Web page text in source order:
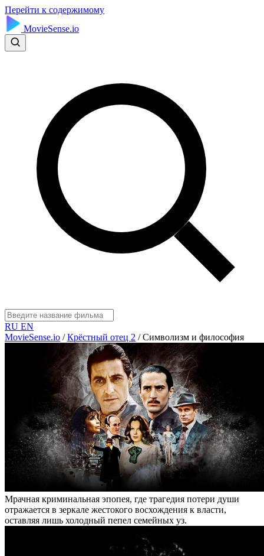
Перейти к содержимому
MovieSense.io
RU EN
MovieSense.io / Крёстный отец 2 / Символизм и философия
Мрачная криминальная эпопея, где трагедия потери души
отражается в зеркале жестокого восхождения к власти,
оставляя лишь холодный пепел семейных уз.